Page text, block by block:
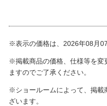
※表示の価格は、2026年08月
※掲載商品の価格、仕様等を変
ますのでご了承ください。
※ショールームによって、掲載
ざいます。